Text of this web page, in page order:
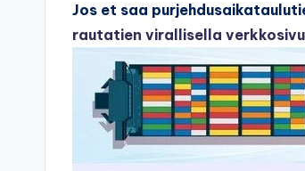
Jos et saa
rautatien virallisella